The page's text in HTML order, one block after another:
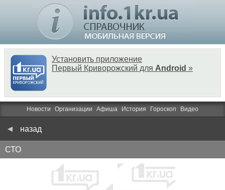
Установить приложение
Первый Криворожский для Android »
Новости Организации Афиша История Гороскоп Видео
назад
СТО